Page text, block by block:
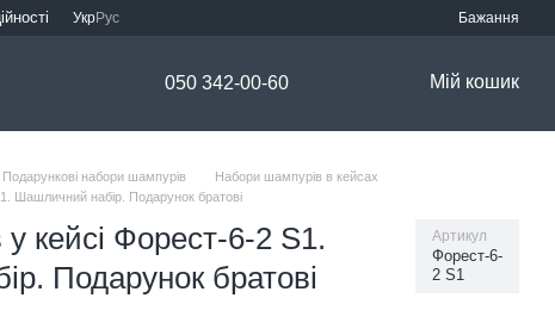
УкрРус Бажання
050 342-00-60 Мій кошик
Подарункові набори шампурів
Набори шампурів в кейсах
Шашличний набір. Подарунок братові
кейсі Форест-6-2 S1.
Подарунок братові
Артикул
Форест-6-
2 S1